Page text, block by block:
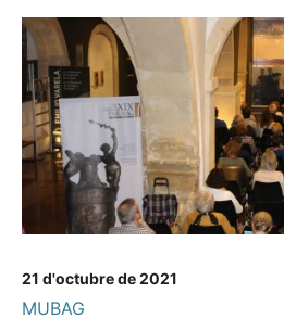
21 d'octubre de 2021
MUBAG